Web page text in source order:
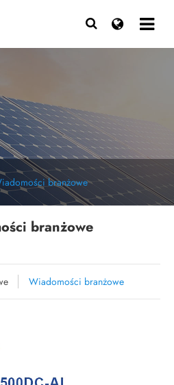
branżowe
branżowe
Wiadomości branżowe